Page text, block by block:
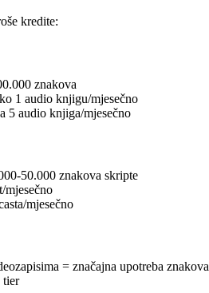
kredite:
znakova
1 audio knjigu/mjesečno
5 audio knjiga/mjesečno
50.000 znakova skripte
mjesečno
mjesečno
= značajna upotreba znakova
tier